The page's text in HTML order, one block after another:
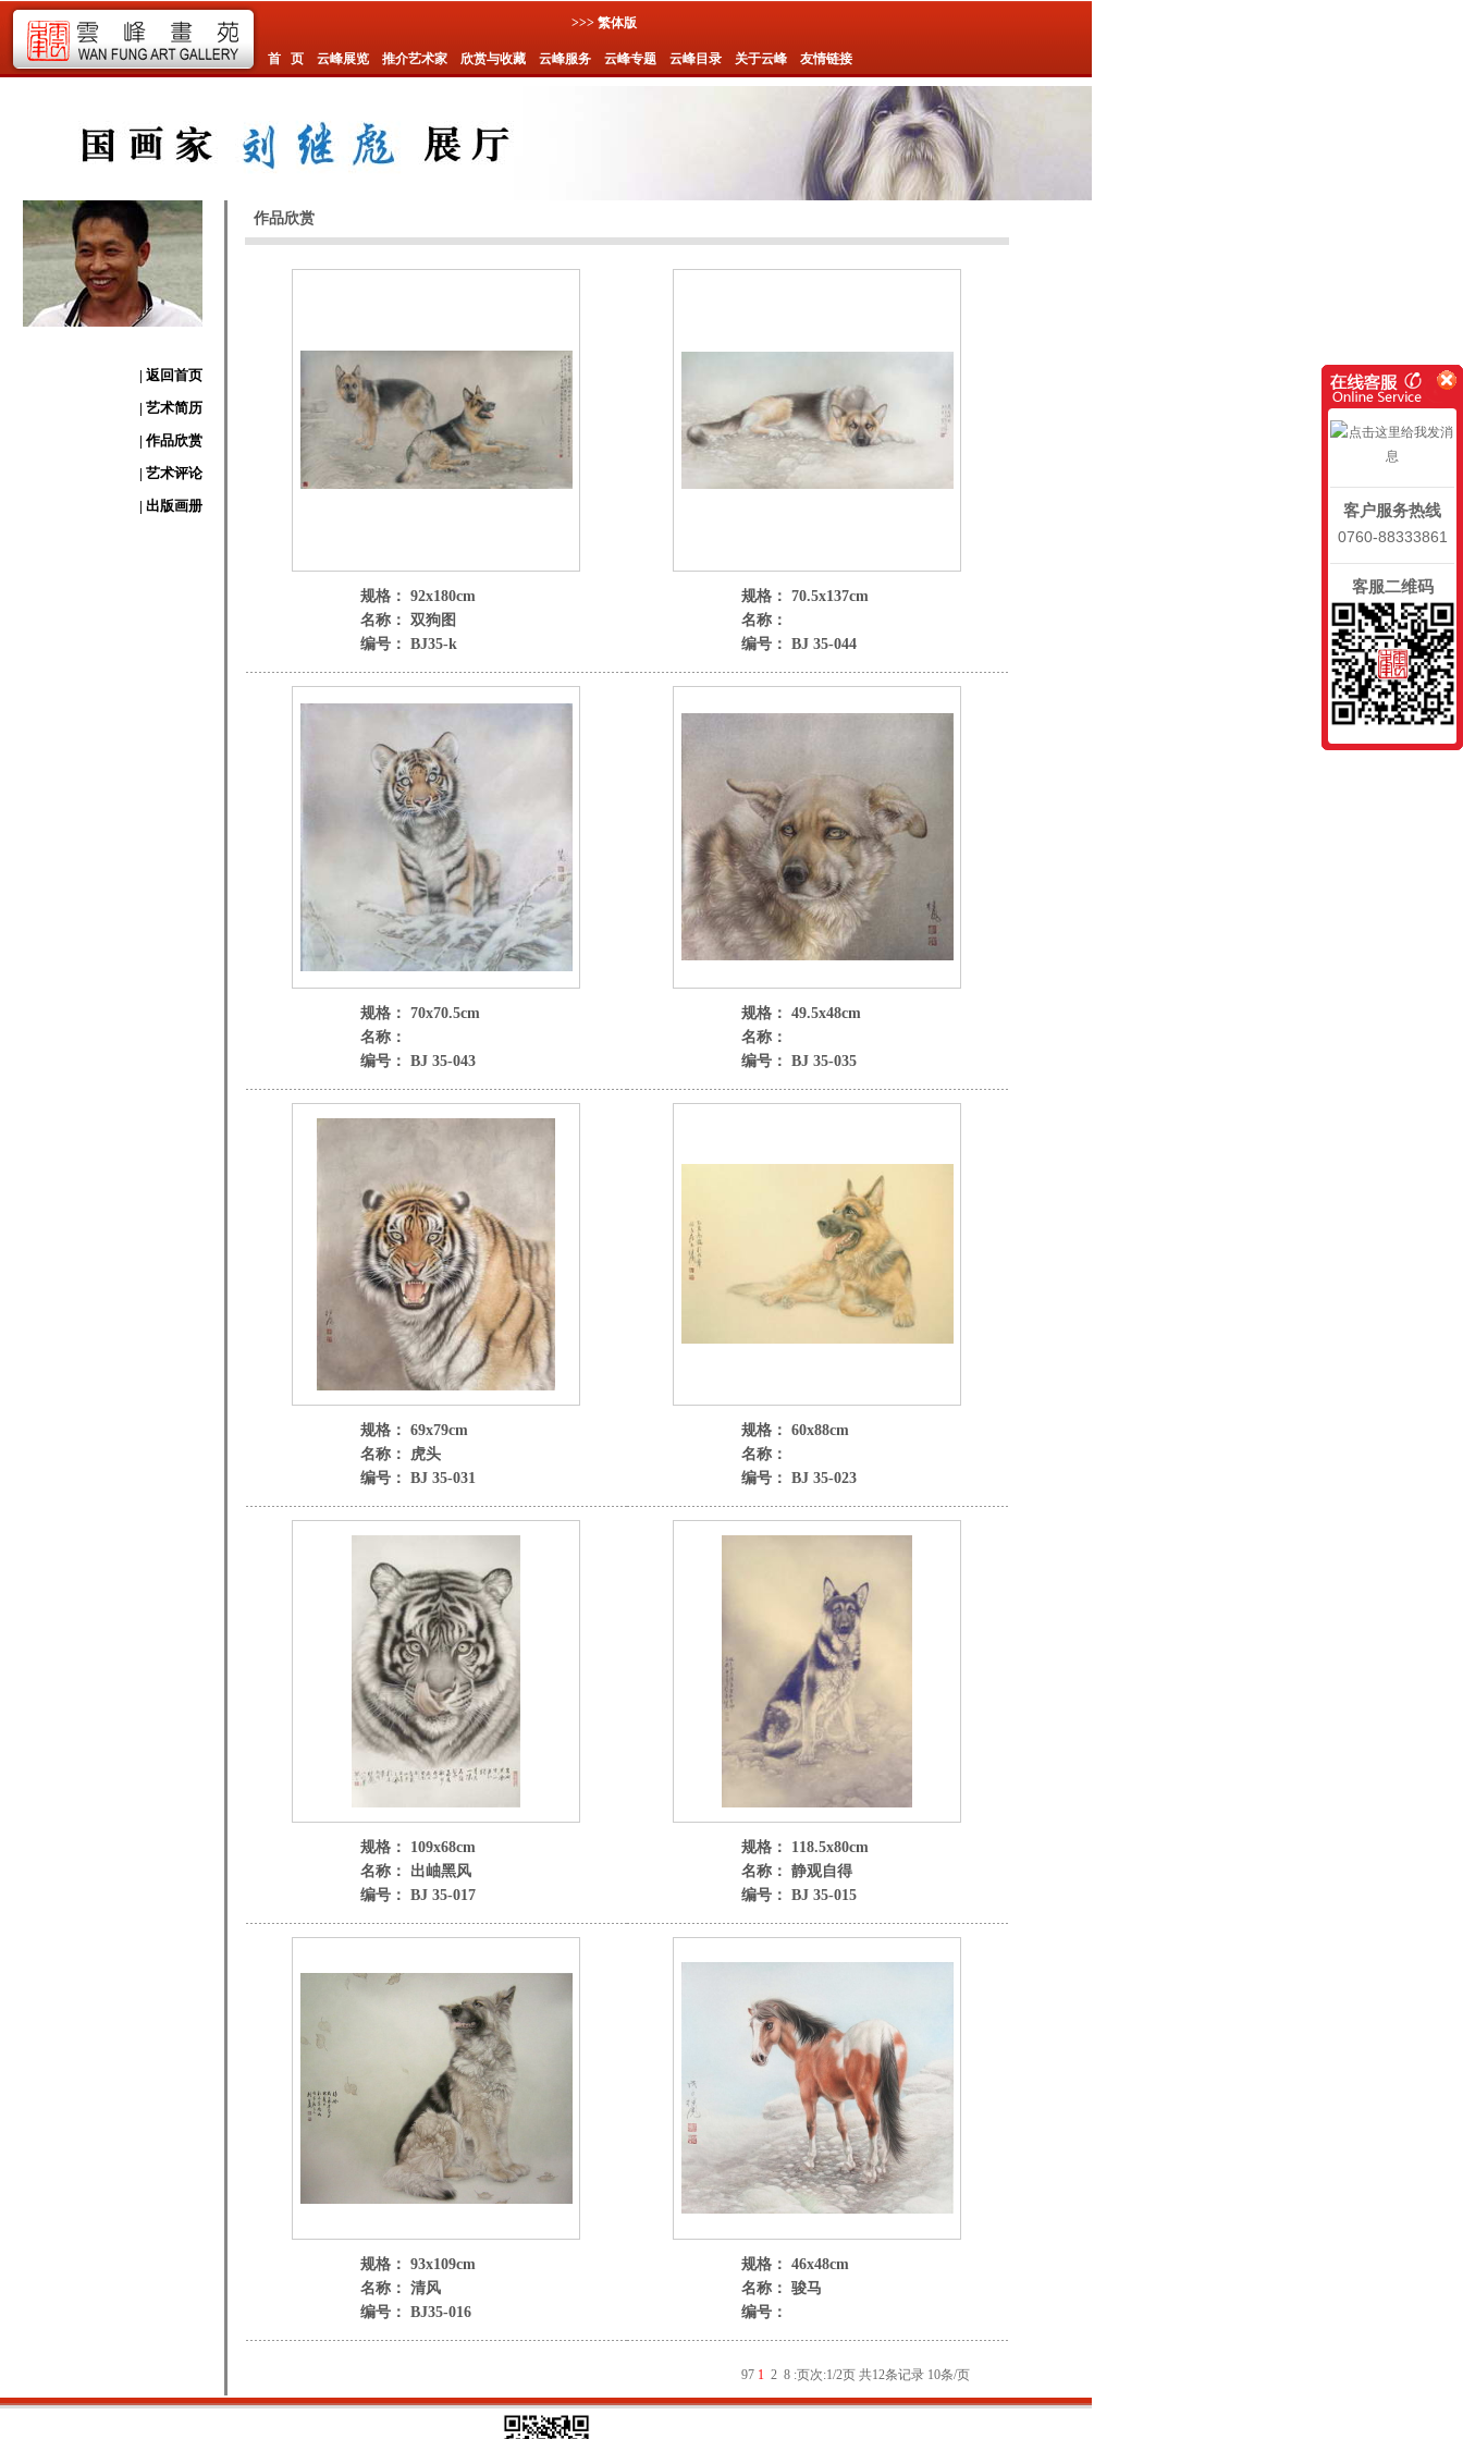
>>> 繁体版
首 页 云峰展览 推介艺术家 欣赏与收藏 云峰服务 云峰专题 云峰目录 关于云峰 友情链接
| 返回首页
| 艺术简历
| 作品欣赏
| 艺术评论
| 出版画册
作品欣赏
规格： 92x180cm
名称： 双狗图
编号： BJ35-k
规格： 70.5x137cm
名称：
编号： BJ 35-044
规格： 70x70.5cm
名称：
编号： BJ 35-043
规格： 49.5x48cm
名称：
编号： BJ 35-035
规格： 69x79cm
名称： 虎头
编号： BJ 35-031
规格： 60x88cm
名称：
编号： BJ 35-023
规格： 109x68cm
名称： 出岫黑风
编号： BJ 35-017
规格： 118.5x80cm
名称： 静观自得
编号： BJ 35-015
规格： 93x109cm
名称： 清风
编号： BJ35-016
规格： 46x48cm
名称： 骏马
编号：
97 1 2 8 :页次:1/2页 共12条记录 10条/页
客户服务热线
0760-88333861
客服二维码